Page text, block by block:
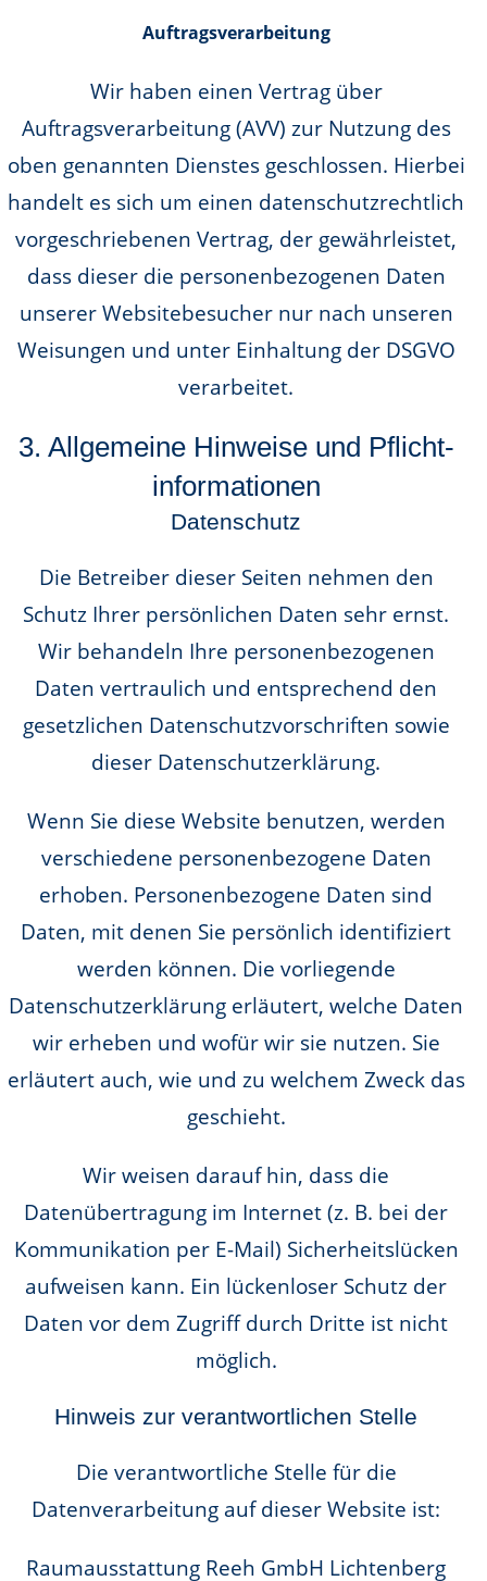
Auftragsverarbeitung
Wir haben einen Vertrag über
Auftragsverarbeitung (AVV) zur Nutzung des
oben genannten Dienstes geschlossen. Hierbei
handelt es sich um einen datenschutzrechtlich
vorgeschriebenen Vertrag, der gewährleistet,
dass dieser die personenbezogenen Daten
unserer Websitebesucher nur nach unseren
Weisungen und unter Einhaltung der DSGVO
verarbeitet.
3. Allgemeine Hinweise und Pflicht­
informationen
Datenschutz
Die Betreiber dieser Seiten nehmen den
Schutz Ihrer persönlichen Daten sehr ernst.
Wir behandeln Ihre personenbezogenen
Daten vertraulich und entsprechend den
gesetzlichen Datenschutzvorschriften sowie
dieser Datenschutzerklärung.
Wenn Sie diese Website benutzen, werden
verschiedene personenbezogene Daten
erhoben. Personenbezogene Daten sind
Daten, mit denen Sie persönlich identifiziert
werden können. Die vorliegende
Datenschutzerklärung erläutert, welche Daten
wir erheben und wofür wir sie nutzen. Sie
erläutert auch, wie und zu welchem Zweck das
geschieht.
Wir weisen darauf hin, dass die
Datenübertragung im Internet (z. B. bei der
Kommunikation per E-Mail) Sicherheitslücken
aufweisen kann. Ein lückenloser Schutz der
Daten vor dem Zugriff durch Dritte ist nicht
möglich.
Hinweis zur verantwortlichen Stelle
Die verantwortliche Stelle für die
Datenverarbeitung auf dieser Website ist:
Raumausstattung Reeh GmbH Lichtenberg